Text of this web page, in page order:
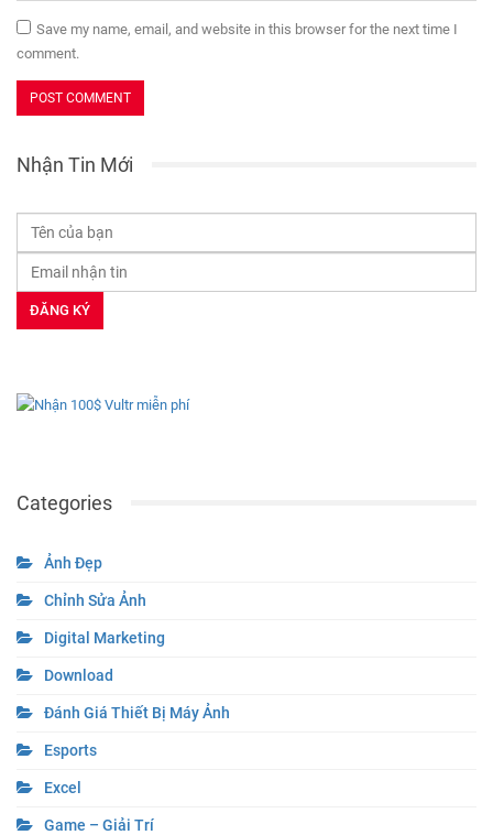
Save my name, email, and website in this browser for the next time I
comment.
Nhận Tin Mới
Categories
Ảnh Đẹp
Chỉnh Sửa Ảnh
Digital Marketing
Download
Đánh Giá Thiết Bị Máy Ảnh
Esports
Excel
Game – Giải Trí